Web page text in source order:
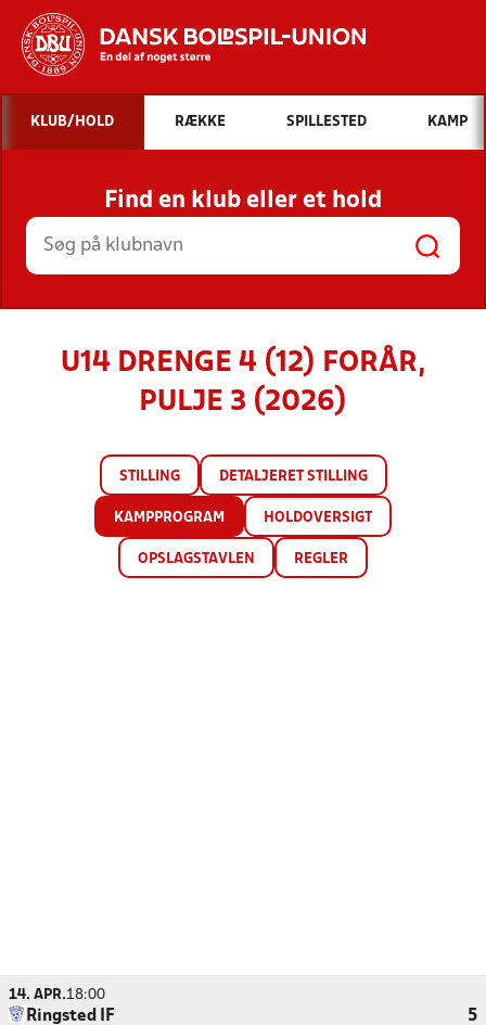
Hvad vil du søge efter?
INDHOLD OG NYHEDER
STILLINGER, RESULTATER, KLUBBER OG
HOLD
KLUB/HOLD RÆKKE SPILLESTED KAMP
Find en klub eller et hold
U14 DRENGE 4 (12) FORÅR,
PULJE 3 (2026)
STILLING DETALJERET STILLING
KAMPPROGRAM HOLDOVERSIGT
OPSLAGSTAVLEN REGLER
14. APR.18:00
Ringsted IF
5